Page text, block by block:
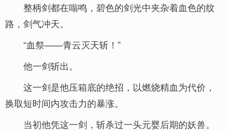
整柄剑都在嗡鸣，碧色的剑光中夹杂着血色的纹
路，剑气冲天。
“血祭——青云灭天斩！”
他一剑斩出。
这一剑是他压箱底的绝招，以燃烧精血为代价，
换取短时间内攻击力的暴涨。
当初他凭这一剑，斩杀过一头元婴后期的妖兽。